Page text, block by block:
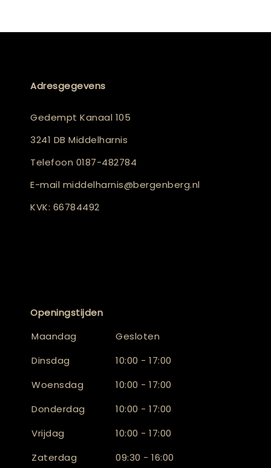
Adresgegevens
Gedempt Kanaal 105
3241 DB Middelharnis
Telefoon 0187-482784
E-mail middelharnis@bergenberg.nl
KVK: 66784492
Openingstijden
Maandag
Gesloten
Dinsdag
10:00 - 17:00
Woensdag
10:00 - 17:00
Donderdag
10:00 - 17:00
Vrijdag
10:00 - 17:00
Zaterdag
09:30 - 16:00